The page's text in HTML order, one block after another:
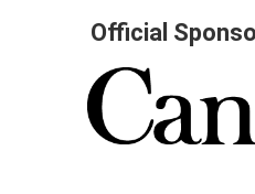
Official